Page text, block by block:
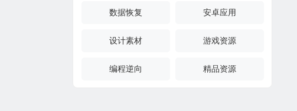
数据恢复 安卓应用
设计素材 游戏资源
编程逆向 精品资源